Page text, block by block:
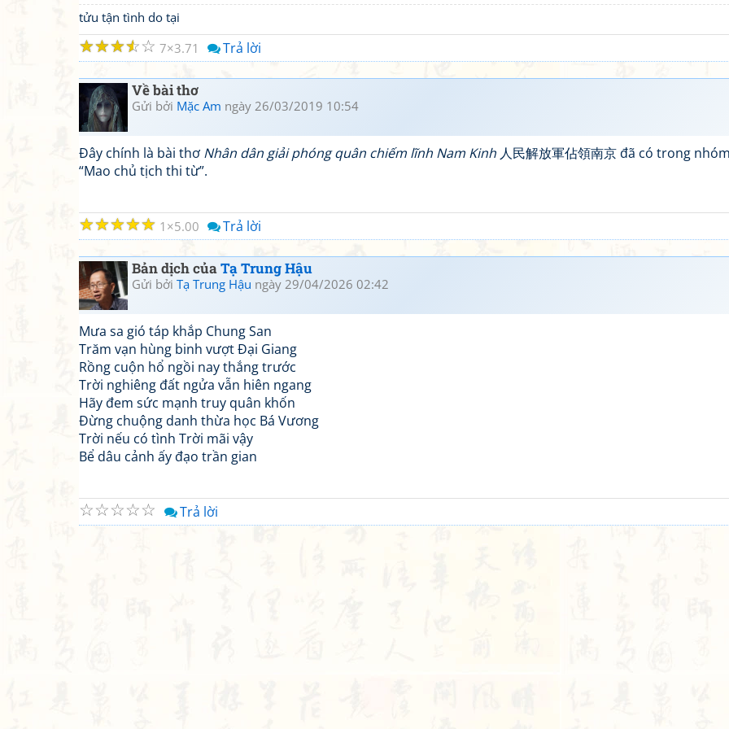
tửu tận tình do tại
☆
☆
☆
☆
☆ 7 3.71 Trả lời
Về bài thơ
Gửi bởi Mặc Am ngày 26/03/2019 10:54
Đây chính là bài thơ Nhân dân giải phóng quân chiếm lĩnh Nam Kinh 人民解放軍佔領南京 đã có trong
“Mao chủ tịch thi từ”.
☆
☆
☆
☆
☆ 1 5.00 Trả lời
Bản dịch củaTạ Trung Hậu
Gửi bởi Tạ Trung Hậu ngày 29/04/2026 02:42
Mưa sa gió táp khắp Chung San
Trăm vạn hùng binh vượt Đại Giang
Rồng cuộn hổ ngồi nay thắng trước
Trời nghiêng đất ngửa vẫn hiên ngang
Hãy đem sức mạnh truy quân khốn
Đừng chuộng danh thừa học Bá Vương
Trời nếu có tình Trời mãi vậy
Bể dâu cảnh ấy đạo trần gian
☆
☆
☆
☆
☆ Trả lời